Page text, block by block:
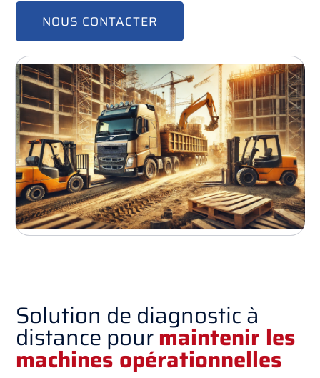
NOUS CONTACTER
Solution de diagnostic à
distance pourmaintenir les
machines opérationnelles